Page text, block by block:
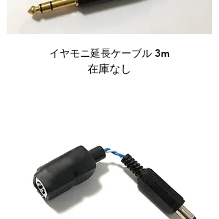
イヤモニ延長ケーブル 3m
在庫なし